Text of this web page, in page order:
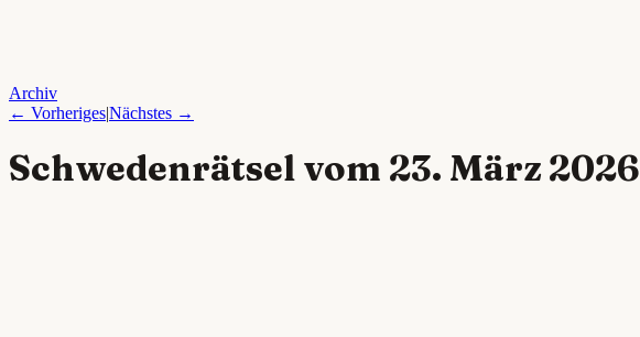
Archiv
← Vorheriges|Nächstes →
Schwedenrätsel vom 23. März 2026